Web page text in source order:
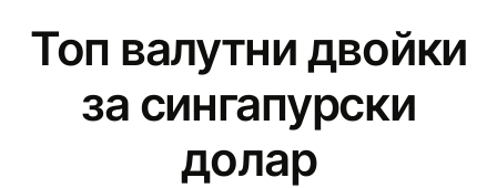
Топ валутни двойки
за сингапурски
долар